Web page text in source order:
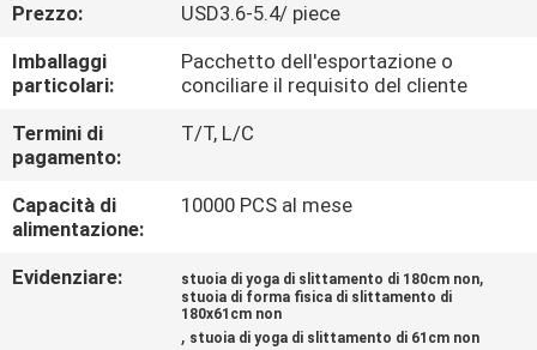
CONTROLLO
DI
QUALITÀ
CONTATTICI
Prezzo:
USD3.6-5.4/ piece
Imballaggi
particolari:
Pacchetto dell'esportazione o
conciliare il requisito del cliente
Termini di
pagamento:
T/T, L/C
Capacità di
alimentazione:
10000 PCS al mese
Evidenziare: stuoia di yoga di slittamento di 180cm non,
stuoia di forma fisica di slittamento di
180x61cm non
, stuoia di yoga di slittamento di 61cm non